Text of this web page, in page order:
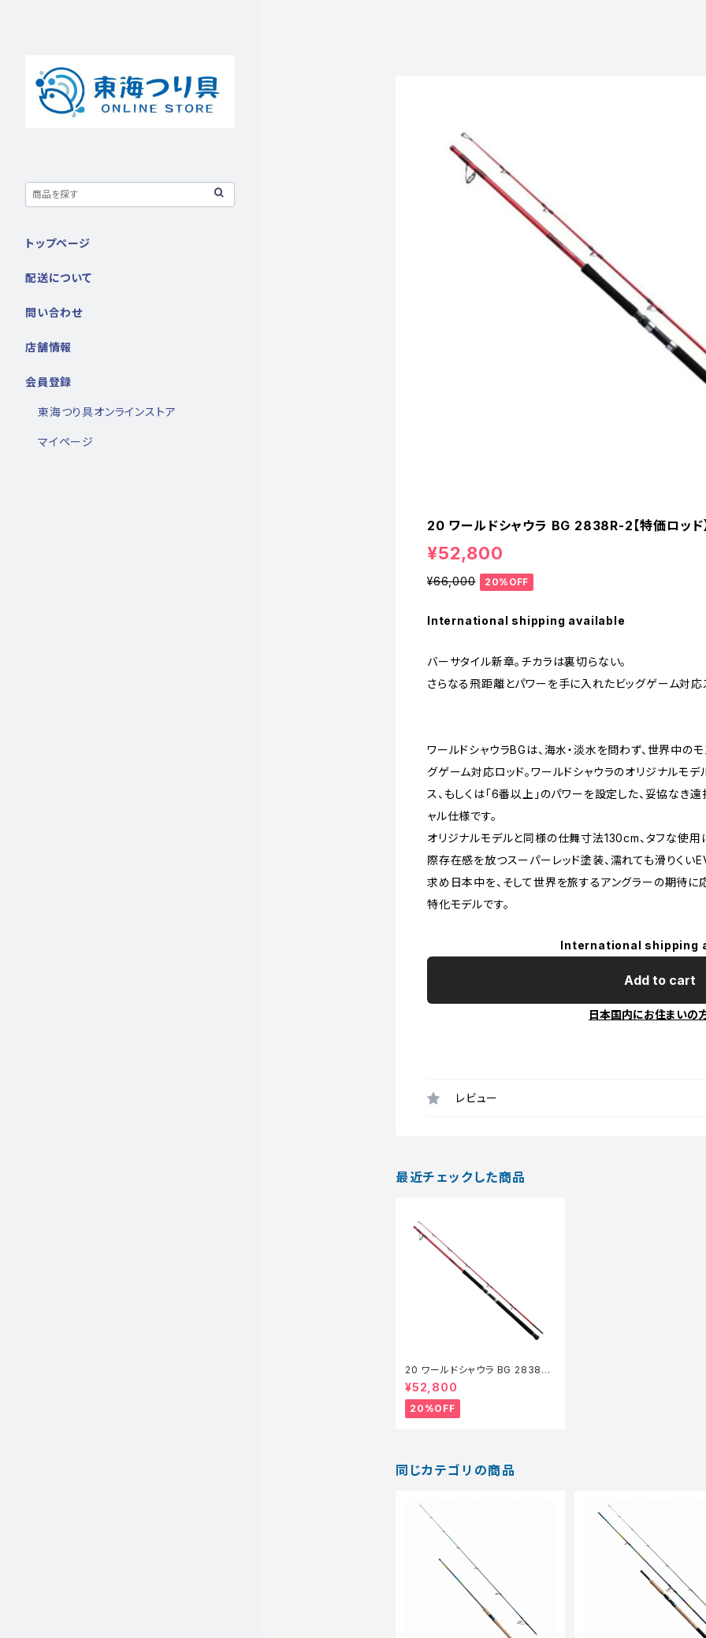
20 ワールドシャウラ BG 2838R-2【特価ロッド】
¥52,800
¥66,000 20%OFF
International shipping available
バーサタイル新章。チカラは裏切らない。
さらなる飛距離とパワーを手に入れたビッグゲーム対応
ワールドシャウラBGは、海水・淡水を問わず、世界中の
グゲーム対応ロッド。ワールドシャウラのオリジナルモデ
ス、もしくは「6番以上」のパワーを設定した、妥協なき
ャル仕様です。
オリジナルモデルと同様の仕舞寸法130cm、タフな使用
際存在感を放つスーパーレッド塗装、濡れても滑りくい
求め日本中を、そして世界を旅するアングラーの期待に応
特化モデルです。
International shipping
Add to cart
日本国内にお住まいの
レビュー
最近チェックした商品
20 ワールドシャウラ BG 2838R-
2【特価ロッド】【20】
¥52,800
20%OFF
同じカテゴリの商品
トップページ
配送について
問い合わせ
店舗情報
会員登録
東海つり具オンラインストア
マイページ